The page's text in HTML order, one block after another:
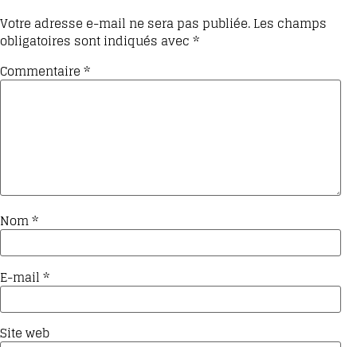
Votre adresse e-mail ne sera pas publiée.Les champs
obligatoires sont indiqués avec*
Commentaire*
Nom*
E-mail*
Site web